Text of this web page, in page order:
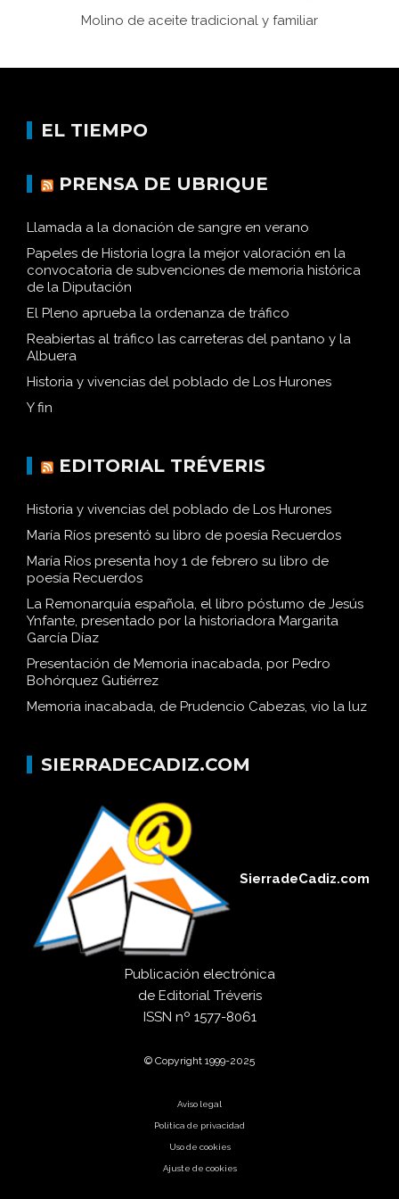
Molino de aceite tradicional y familiar
EL TIEMPO
PRENSA DE UBRIQUE
Llamada a la donación de sangre en verano
Papeles de Historia logra la mejor valoración en la
convocatoria de subvenciones de memoria histórica
de la Diputación
El Pleno aprueba la ordenanza de tráfico
Reabiertas al tráfico las carreteras del pantano y la
Albuera
Historia y vivencias del poblado de Los Hurones
Y fin
EDITORIAL TRÉVERIS
Historia y vivencias del poblado de Los Hurones
María Ríos presentó su libro de poesía Recuerdos
María Ríos presenta hoy 1 de febrero su libro de
poesía Recuerdos
La Remonarquía española, el libro póstumo de Jesús
Ynfante, presentado por la historiadora Margarita
García Díaz
Presentación de Memoria inacabada, por Pedro
Bohórquez Gutiérrez
Memoria inacabada, de Prudencio Cabezas, vio la luz
SIERRADECADIZ.COM
SierradeCadiz.com
Publicación electrónica
de Editorial Tréveris
ISSN nº 1577-8061
© Copyright 1999-2025
Aviso legal
Política de privacidad
Uso de cookies
Ajuste de cookies